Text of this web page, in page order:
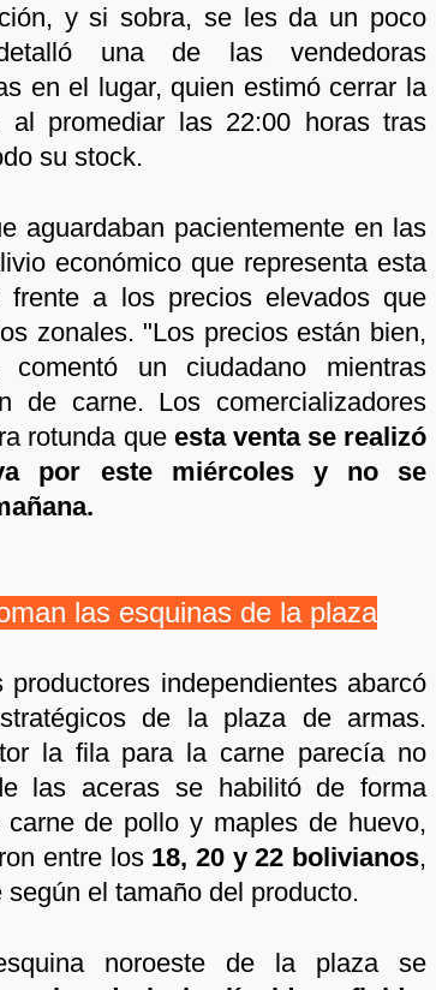
y si sobra, se les da un poco
una de las vendedoras
en el lugar, quien estimó cerrar la
al promediar las 22:00 horas tras
su stock.
aguardaban pacientemente en las
económico que representa esta
frente a los precios elevados que
zonales. "Los precios están bien,
comentó un ciudadano mientras
de carne. Los comercializadores
rotunda que esta venta se realizó
por este miércoles y no se
las esquinas de la plaza
independientes abarcó
de la plaza de armas.
la fila para la carne parecía no
las aceras se habilitó de forma
de pollo y maples de huevo,
entre los 18, 20 y 22 bolivianos,
el tamaño del producto.
noroeste de la plaza se